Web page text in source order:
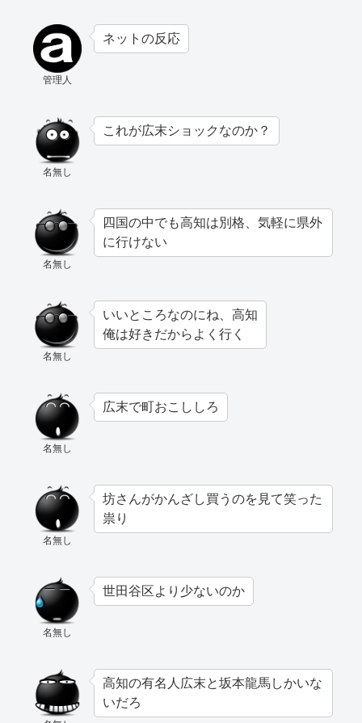
管理人
ネットの反応
名無し
これが広末ショックなのか？
名無し
四国の中でも高知は別格、気軽に県外
に行けない
名無し
いいところなのにね、高知
俺は好きだからよく行く
名無し
広末で町おこししろ
名無し
坊さんがかんざし買うのを見て笑った
祟り
名無し
世田谷区より少ないのか
高知の有名人広末と坂本龍馬しかいな
いだろ